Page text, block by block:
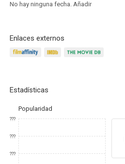
No hay ninguna fecha. Añadir
Enlaces externos
Estadísticas
Popularidad
???
???
???